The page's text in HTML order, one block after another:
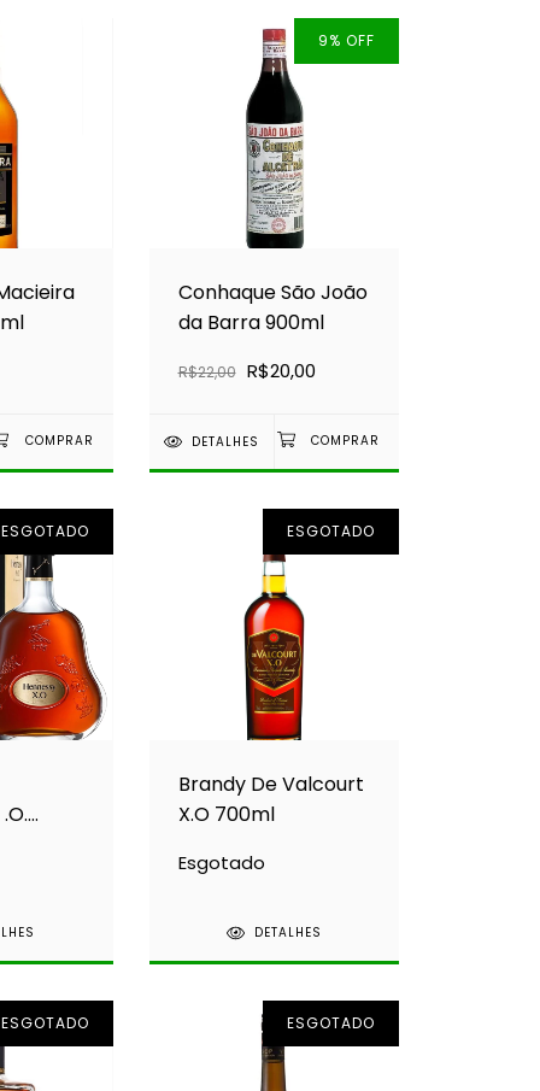
9% OFF
Conhaque São João
da Barra 900ml
R$22,00 R$20,00
DETALHES
ESGOTADO ESGOTADO
Brandy De Valcourt
X.O 700ml
Esgotado
DETALHES
ESGOTADO ESGOTADO